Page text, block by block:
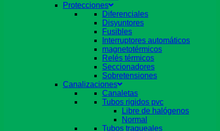
Protecciones
Diferenciales
Disyuntores
Fusibles
Interruptores automáticos
magnetotérmicos
Relés térmicos
Seccionadores
Sobretensiones
Canalizaciones
Canaletas
Tubos rigidos pvc
Libre de halógenos
Normal
Tubos traqueales